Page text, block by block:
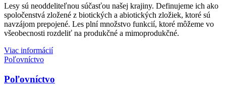
Lesy sú neoddeliteľnou súčasťou našej krajiny. Definujeme ich ako
spoločenstvá zložené z biotických a abiotických zložiek, ktoré sú
navzájom prepojené. Les plní množstvo funkcií, ktoré môžeme vo
všeobecnosti rozdeliť na produkčné a mimoprodukčné.
Viac informácií
Poľovníctvo
Poľovníctvo